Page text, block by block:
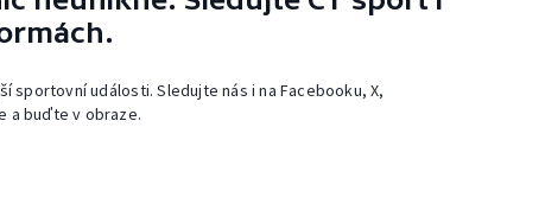
sportovní události. Sledujte nás i na Facebooku, X,
a buďte v obraze.